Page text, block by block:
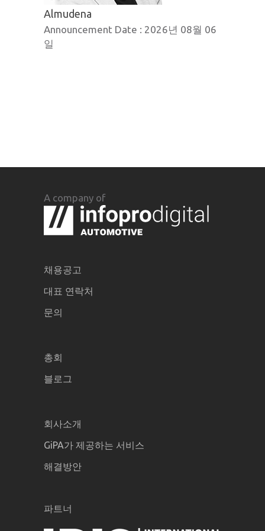
Almudena
Announcement Date : 2026년 08월 06
일
A company of
채용공고
대표 연락처
문의
총회
블로그
회사소개
GiPA가 제공하는 서비스
해결방안
파트너